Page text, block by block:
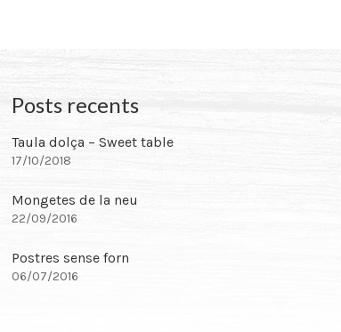
Posts recents
Taula dolça – Sweet table
17/10/2018
Mongetes de la neu
22/09/2016
Postres sense forn
06/07/2016